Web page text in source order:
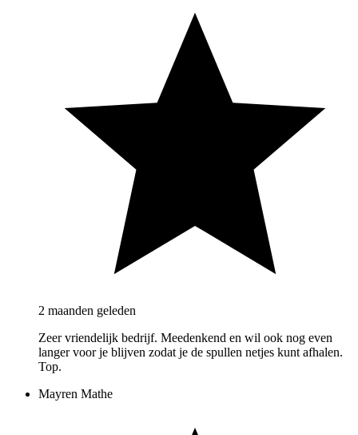
2 maanden geleden
Zeer vriendelijk bedrijf. Meedenkend en wil ook nog even
langer voor je blijven zodat je de spullen netjes kunt afhalen.
Top.
Mayren Mathe